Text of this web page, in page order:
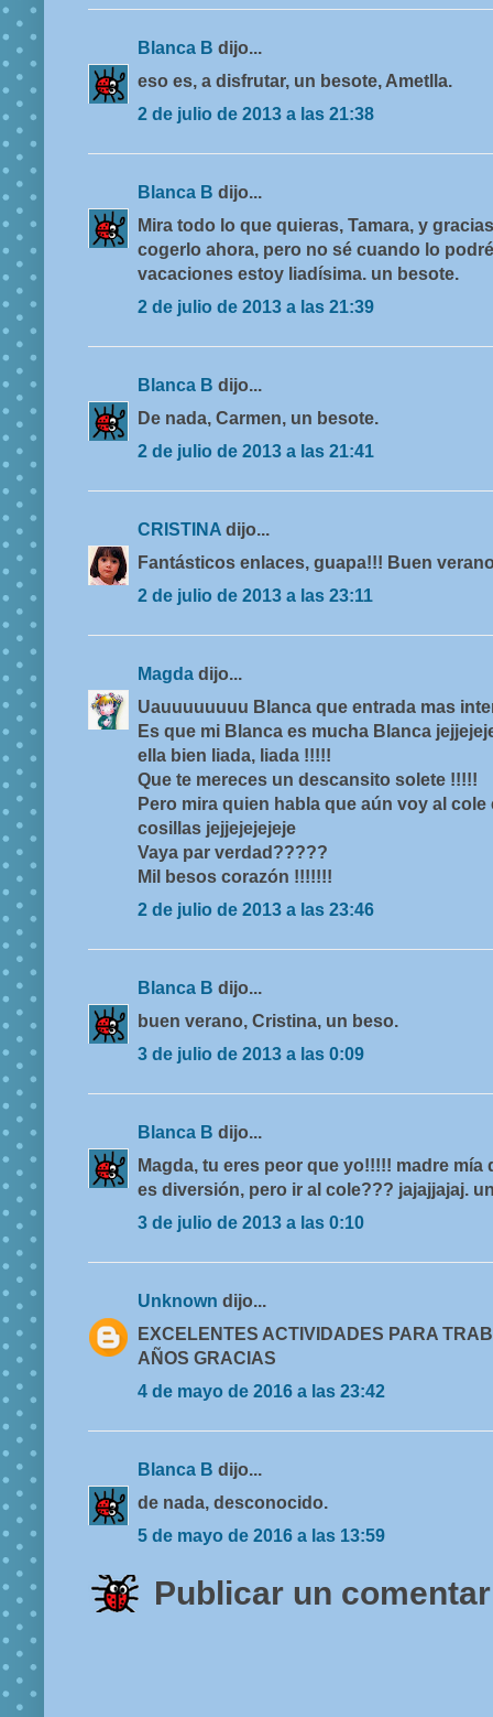
Blanca B dijo...
eso es, a disfrutar, un besote, Ametlla.
2 de julio de 2013 a las 21:38
Blanca B dijo...
Mira todo lo que quieras, Tamara, y
cogerlo ahora, pero no sé cuando lo
vacaciones estoy liadísima. un besote.
2 de julio de 2013 a las 21:39
Blanca B dijo...
De nada, Carmen, un besote.
2 de julio de 2013 a las 21:41
CRISTINA dijo...
Fantásticos enlaces, guapa!!! Buen
2 de julio de 2013 a las 23:11
Magda dijo...
Uauuuuuuuu Blanca que entrada mas
Es que mi Blanca es mucha Blanca
ella bien liada, liada !!!!!
Que te mereces un descansito solete !!!!!
Pero mira quien habla que aún voy al
cosillas jejjejejejeje
Vaya par verdad?????
Mil besos corazón !!!!!!!
2 de julio de 2013 a las 23:46
Blanca B dijo...
buen verano, Cristina, un beso.
3 de julio de 2013 a las 0:09
Blanca B dijo...
Magda, tu eres peor que yo!!!!! madre
es diversión, pero ir al cole??? jajajjajaj.
3 de julio de 2013 a las 0:10
Unknown dijo...
EXCELENTES ACTIVIDADES PARA
AÑOS GRACIAS
4 de mayo de 2016 a las 23:42
Blanca B dijo...
de nada, desconocido.
5 de mayo de 2016 a las 13:59
Publicar un